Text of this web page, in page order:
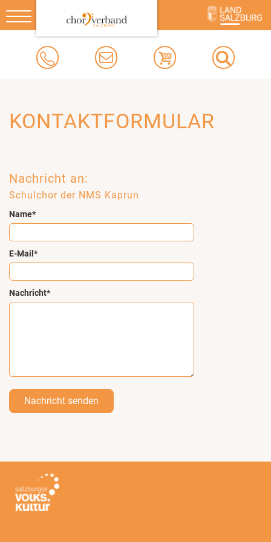
Toggle
navigation
KONTAKTFORMULAR
Nachricht an:
Schulchor der NMS Kaprun
Name*
E-Mail*
Nachricht*
Nachricht senden